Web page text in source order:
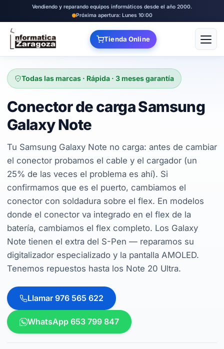
Vendiendo y reparando equipos informáticos desde el año 2000.
Próxima apertura: Lunes 10:00
Tienda Online Abrir
Todas las marcas · Rápida · 3 meses garantía
Conector de carga Samsung
Galaxy Note
Tu Samsung Galaxy Note no carga: antes de cambiar
el conector probamos el cable y el cargador (un
25% de las veces el problema es ahí). Si
confirmamos que es el puerto, cambiamos el
conector con soldadura sobre el flex. En modelos
donde el conector va integrado en el flex de la
batería, cambiamos el flex completo. Los Galaxy
Note tienen el extra del S-Pen — reparamos su
digitalizador especializado y la pantalla AMOLED.
Tenemos repuestos hasta los Note 20 Ultra.
Llamar 976 565 622
WhatsApp 653 799 847